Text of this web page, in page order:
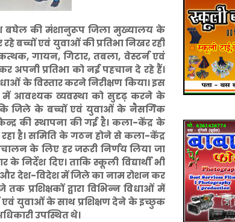
बघेल की मंशानुरूप जिला मुख्यालय के
बच्चों एवं युवाओं की प्रतिभा निखर रही
गायन, गिटार, तबला, वेस्टर्न एवं
अपनी प्रतिभा को नई पहचान दे रहे हैं।
के विस्तार करने निरीक्षण किया। इस
में आवश्यक व्यवस्था को सुदृढ़ करने के
जिले के बच्चों एवं युवाओं के नैसर्गिक
की स्थापना की गई है। कला-केंद्र के
है। समिति के गठन होने से कला-केंद्र
के लिए हर जरूरी निर्णय लिया जा
निर्देश दिए। ताकि स्कूली विद्यार्थी भी
देश-विदेश में जिले का नाम रोशन कर
प्रशिक्षकों द्वारा विभिन्न विधाओं में
एवं युवाओं के साथ प्रशिक्षण देने के इच्छुक
उपस्थित थे।